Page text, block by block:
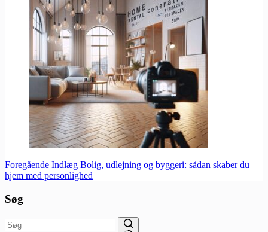
Foregående Indlæg Bolig, udlejning og byggeri: sådan skaber du
hjem med personlighed
Søg